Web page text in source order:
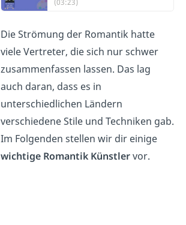
(03:23)
Die Strömung der Romantik hatte
viele Vertreter, die sich nur schwer
zusammenfassen lassen. Das lag
auch daran, dass es in
unterschiedlichen Ländern
verschiedene Stile und Techniken gab.
Im Folgenden stellen wir dir einige
wichtige Romantik Künstlervor.